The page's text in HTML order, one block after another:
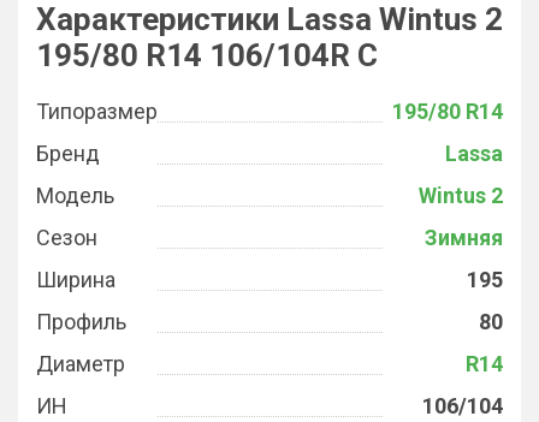
Характеристики Lassa Wintus 2
195/80 R14 106/104R C
Типоразмер
195/80 R14
Бренд
Lassa
Модель
Wintus 2
Сезон
Зимняя
Ширина
195
Профиль
80
Диаметр
R14
ИН
106/104